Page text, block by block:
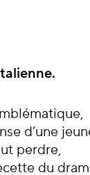
d’une
perdre,
du